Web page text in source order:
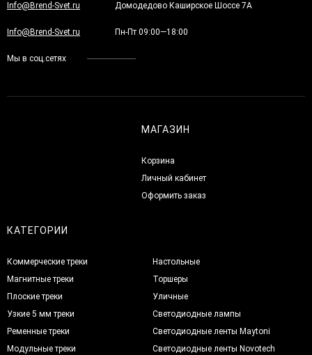
Info@Brend-Svet.ru Домодедово Каширское Шоссе 7А
Info@Brend-Svet.ru Пн-Пт 09:00—18:00
Мы в соц.сетях
МАГАЗИН
Корзина
Личный кабинет
Оформить заказ
КАТЕГОРИИ
Коммерческие треки
Магнитные треки
Плоские треки
Узкие 5 мм треки
Ременные треки
Модульные треки
Настольные
Торшеры
Уличные
Светодиодные лампы
Светодиодные ленты Maytoni
Светодиодные ленты Novotech